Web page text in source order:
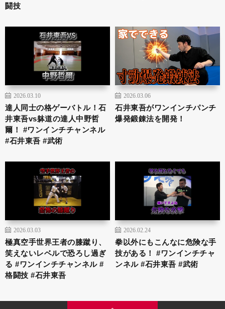
闘技
2026.03.10
達人同士の格ゲーバトル！石
井東吾vs躰道の達人中野哲
爾！ #ワンインチチャンネル
#石井東吾 #武術
2026.03.06
石井東吾がワンインチパンチ
爆発鍛錬法を開発！
2026.03.03
極真空手世界王者の膝蹴り、
笑えないレベルで恐ろし過ぎ
る #ワンインチチャンネル #
格闘技 #石井東吾
2026.02.24
拳以外にもこんなに危険な手
技がある！ #ワンインチチャ
ンネル #石井東吾 #武術